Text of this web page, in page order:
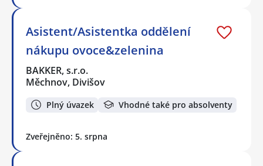
Asistent/Asistentka oddělení
nákupu ovoce&zelenina
BAKKER, s.r.o.
Měchnov, Divišov
Plný úvazek Vhodné také pro absolventy
Zveřejněno: 5. srpna